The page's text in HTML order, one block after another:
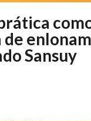
de
Sansuy